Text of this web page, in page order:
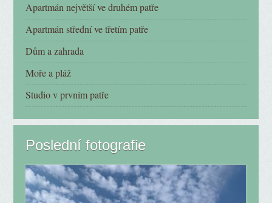
Apartmán největší ve druhém patře
Apartmán střední ve třetím patře
Dům a zahrada
Moře a pláž
Studio v prvním patře
Poslední fotografie